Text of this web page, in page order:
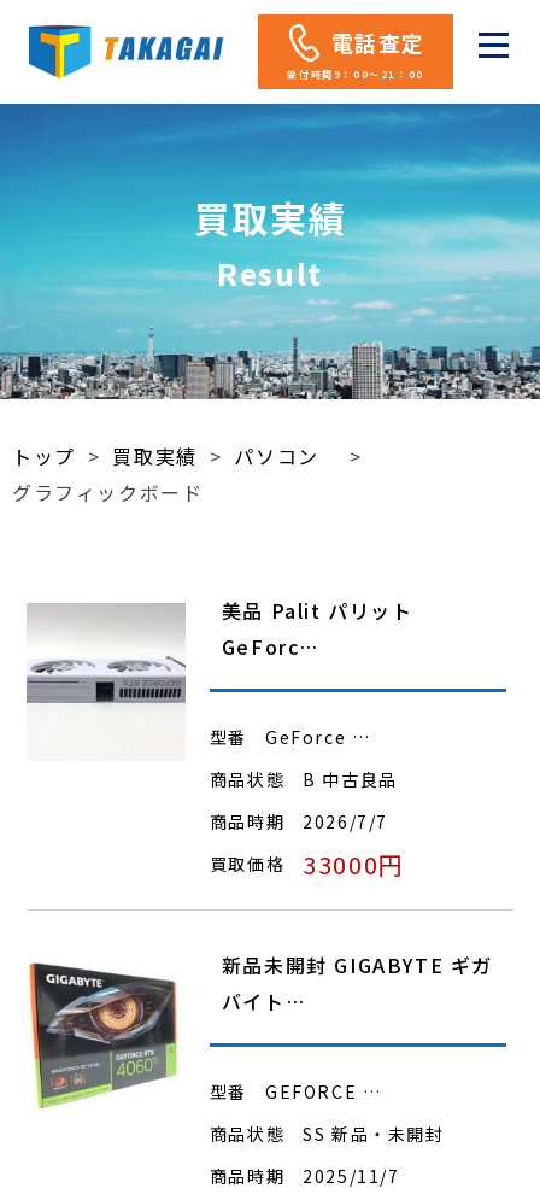
電話査定
受付時間9：00～21：00
買取実績
Result
トップ > 買取実績 > パソコン
>
グラフィックボード
美品 Palit パリット
GeForc…
型番
GeForce …
商品状態
B 中古良品
商品時期
2026/7/7
買取価格
33000円
新品未開封 GIGABYTE ギガ
バイト…
型番
GEFORCE …
商品状態
SS 新品・未開封
商品時期
2025/11/7